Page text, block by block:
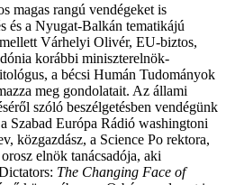
magas rangú vendégeket is
és a Nyugat-Balkán tematikájú
Várhelyi Olivér, EU-biztos,
korábbi miniszterelnök-
a bécsi Humán Tudományok
meg gondolatait. Az állami
szóló beszélgetésben vendégünk
Szabad Európa Rádió washingtoni
közgazdász, a Science Po rektora,
elnök tanácsadója, aki
The Changing Face of